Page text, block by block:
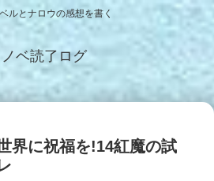
ルとナロウの感想を書く
ベ読了ログ
界に祝福を!14紅魔の試